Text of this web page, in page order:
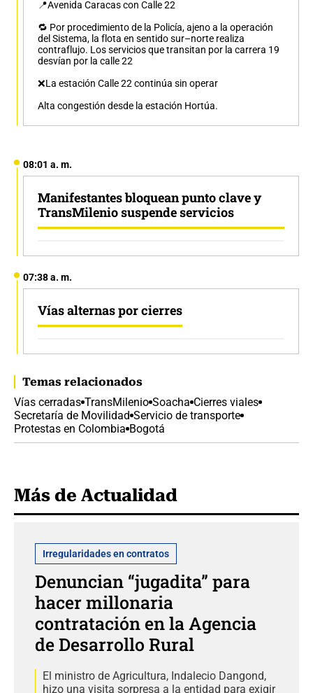
📍Avenida Caracas con Calle 22
🔁 Por procedimiento de la Policía, ajeno a la operación
del Sistema, la flota en sentido sur–norte realiza
contraflujo. Los servicios que transitan por la carrera 19
desvían por la calle 22
❌La estación Calle 22 continúa sin operar
Alta congestión desde la estación Hortúa.
08:01 a. m.
Manifestantes bloquean punto clave y
TransMilenio suspende servicios
07:38 a. m.
Vías alternas por cierres
Temas relacionados
Vías cerradas TransMilenio Soacha Cierres viales
Secretaría de Movilidad Servicio de transporte
Protestas en Colombia Bogotá
Más de Actualidad
Irregularidades en contratos
Denuncian “jugadita” para
hacer millonaria
contratación en la Agencia
de Desarrollo Rural
El ministro de Agricultura, Indalecio Dangond,
hizo una visita sorpresa a la entidad para exigir